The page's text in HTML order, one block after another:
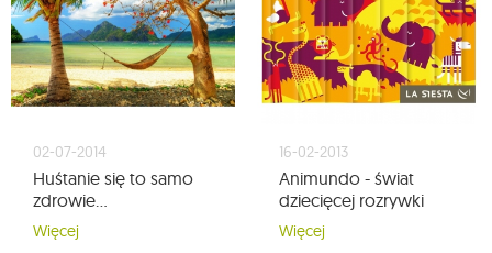
02-07-2014
Huśtanie się to samo
zdrowie...
Więcej
16-02-2013
Animundo - świat
dziecięcej rozrywki
Więcej